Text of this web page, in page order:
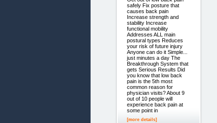
safely Fix posture that
causes back pain
Increase strength and
stability Increase
functional mobility
Addresses ALL main
postural types Reduces
your risk of future injury
Anyone can do it Simple...
just minutes a day The
Breakthrough System that
gets Serious Results Did
you know that low back
pain is the 5th most
common reason for
physician visits? About 9
out of 10 people will
experience back pain at
some point in
[more details]